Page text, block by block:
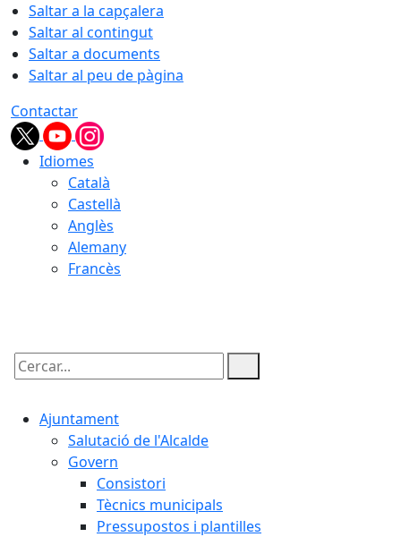
Saltar a la capçalera
Saltar al contingut
Saltar a documents
Saltar al peu de pàgina
Contactar
Idiomes
Català
Castellà
Anglès
Alemany
Francès
Cercar:
Ajuntament
Salutació de l'Alcalde
Govern
Consistori
Tècnics municipals
Pressupostos i plantilles